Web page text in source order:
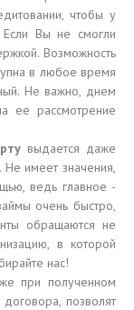
чтобы у
Если Вы не смогли
Возможность
в любое время
Не важно, днем
ее рассмотрение
выдается даже
имеет значения,
ведь главное -
очень быстро,
обращаются не
в которой
нас!
при полученном
позволят